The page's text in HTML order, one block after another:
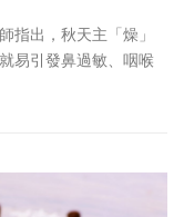
指出，秋天主「燥」
易引發鼻過敏、咽喉
因為酸可滋陰，刺激